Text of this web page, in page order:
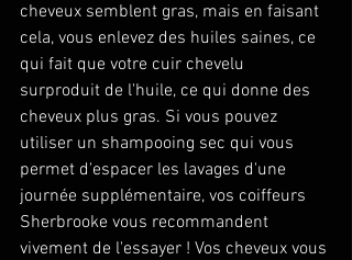
cheveux semblent gras, mais en faisant
cela, vous enlevez des huiles saines, ce
qui fait que votre cuir chevelu
surproduit de l'huile, ce qui donne des
cheveux plus gras. Si vous pouvez
utiliser un shampooing sec qui vous
permet d'espacer les lavages d'une
journée supplémentaire, vos coiffeurs
Sherbrooke vous recommandent
vivement de l'essayer ! Vos cheveux vous